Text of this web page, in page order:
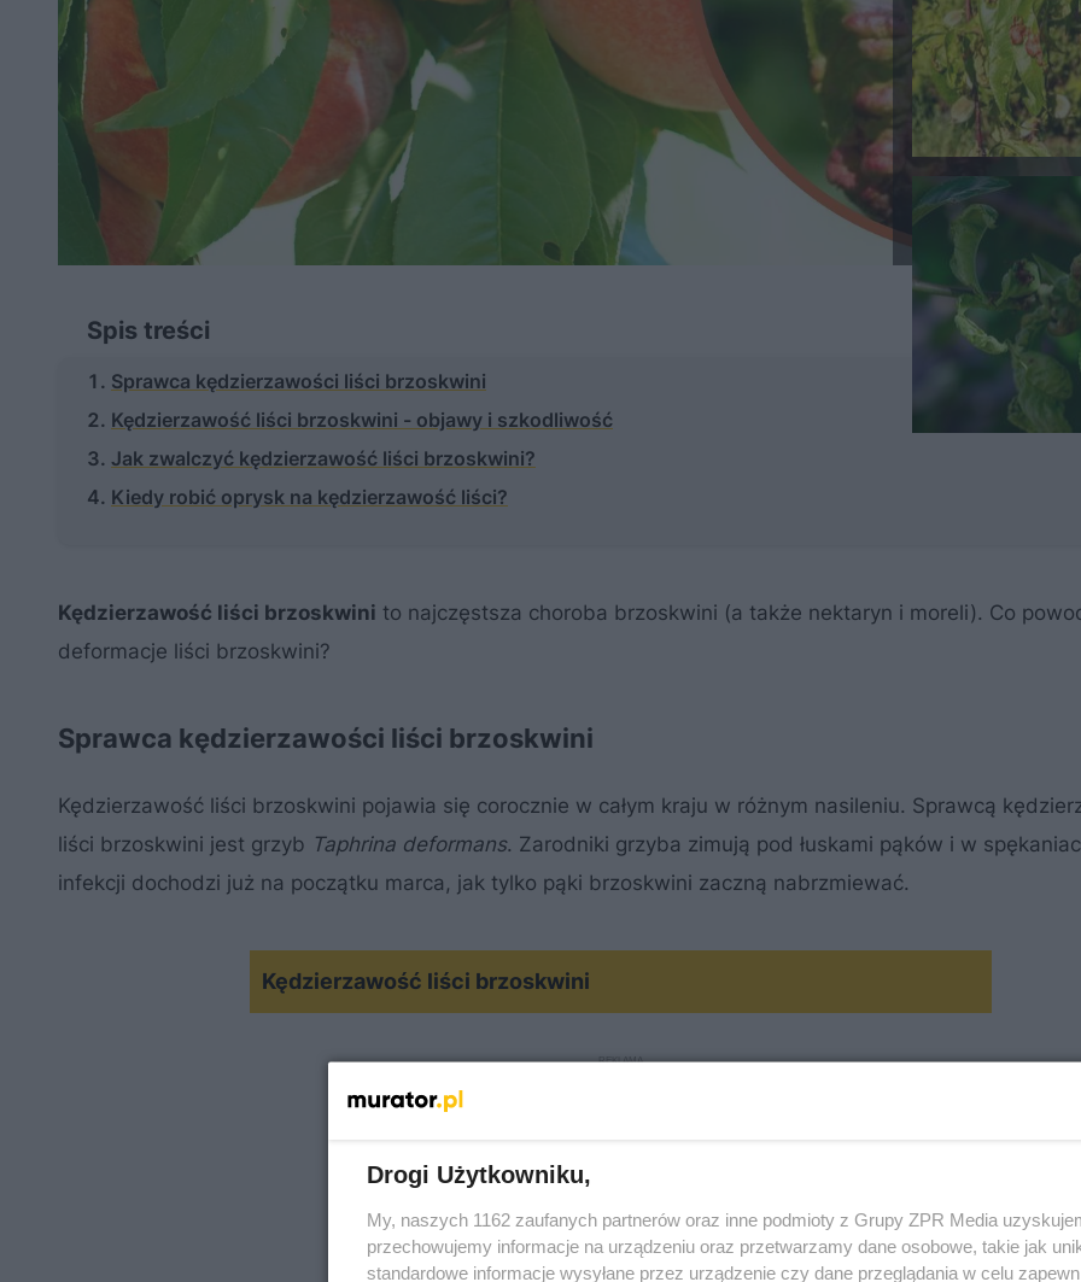
Spis treści
Sprawca kędzierzawości liści brzoskwini
Kędzierzawość liści brzoskwini - objawy i szkodliwość
Jak zwalczyć kędzierzawość liści brzoskwini?
Kiedy robić oprysk na kędzierzawość liści?
Kędzierzawość liści brzoskwini to najczęstsza choroba brzoskwini (a także nektaryn i moreli). Co
deformacje liści brzoskwini?
Sprawca kędzierzawości liści brzoskwini
Kędzierzawość liści brzoskwini pojawia się corocznie w całym kraju w różnym nasileniu. Sprawcą
liści brzoskwini jest grzyb Taphrina deformans. Zarodniki grzyba zimują pod łuskami pąków i w
infekcji dochodzi już na początku marca, jak tylko pąki brzoskwini zaczną nabrzmiewać.
Kędzierzawość liści brzoskwini
Drogi Użytkowniku,
My, naszych 1162 zaufanych partnerów oraz inne podmioty z Grupy ZPR Media
przechowujemy informacje na urządzeniu oraz przetwarzamy dane osobowe, takie jak
standardowe informacje wysyłane przez urządzenie czy dane przeglądania w celu